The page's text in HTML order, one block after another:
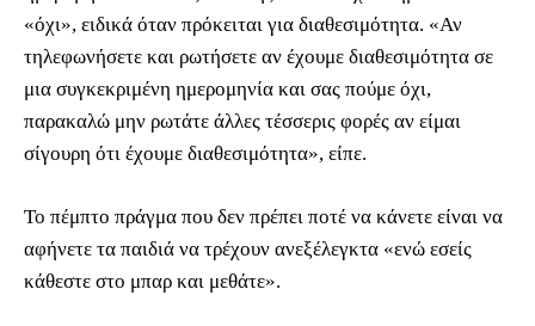
«όχι», ειδικά όταν πρόκειται για διαθεσιμότητα. «Αν
τηλεφωνήσετε και ρωτήσετε αν έχουμε διαθεσιμότητα σε
μια συγκεκριμένη ημερομηνία και σας πούμε όχι,
παρακαλώ μην ρωτάτε άλλες τέσσερις φορές αν είμαι
σίγουρη ότι έχουμε διαθεσιμότητα», είπε.
Το πέμπτο πράγμα που δεν πρέπει ποτέ να κάνετε είναι να
αφήνετε τα παιδιά να τρέχουν ανεξέλεγκτα «ενώ εσείς
κάθεστε στο μπαρ και μεθάτε».